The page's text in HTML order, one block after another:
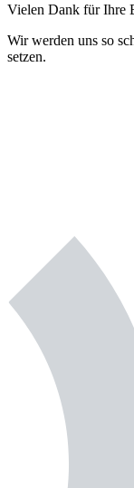
Vielen Dank für Ihre
Wir werden uns so
setzen.